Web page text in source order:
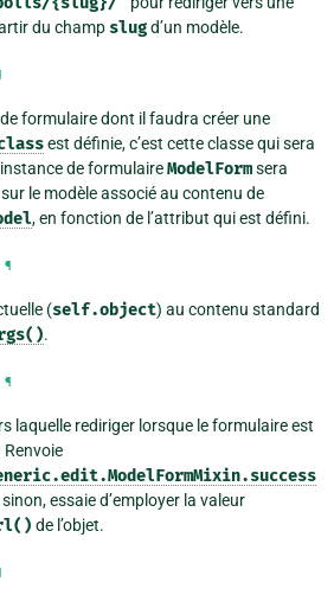
du champ slugd’un modèle.
formulaire dont il faudra créer une
est définie, c’est cette classe qui sera
de formulaireModelFormsera
le modèle associé au contenu de
, en fonction de l’attribut qui est défini.
¶
(self.object) au contenu standard
.
¶
laquelle rediriger lorsque le formulaire est
Renvoie
sinon, essaie d’employer la valeur
de l’objet.